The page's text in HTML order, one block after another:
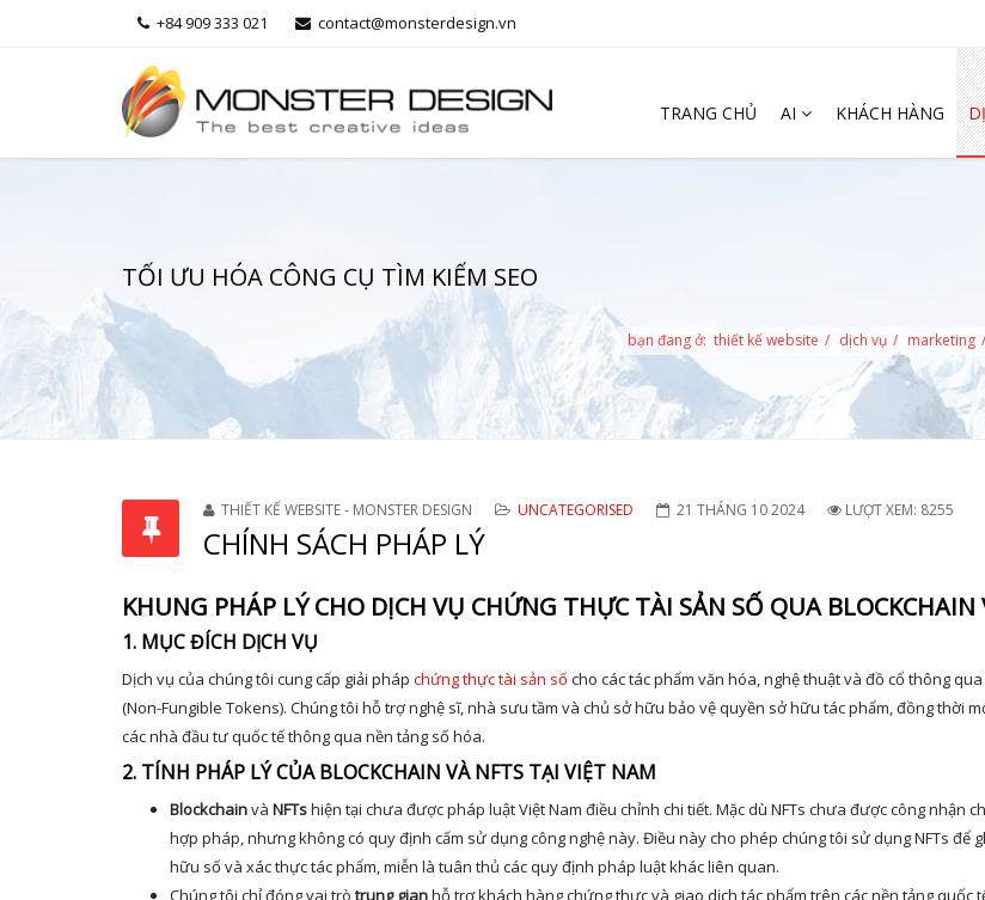
+84 909 333 021 contact@monsterdesign.vn
TRANG CHỦ AI KHÁCH HÀNG
TỐI ƯU HÓA CÔNG CỤ TÌM KIẾM SEO
bạn đang ở: thiết kế website dịch vụ marketing
THIẾT KẾ WEBSITE - MONSTER DESIGN UNCATEGORISED 21 THÁNG 10 2024 LƯỢT XEM: 8255
CHÍNH SÁCH PHÁP LÝ
KHUNG PHÁP LÝ CHO DỊCH VỤ CHỨNG THỰC TÀI SẢN SỐ QUA BLOCKCHAIN
1. MỤC ĐÍCH DỊCH VỤ
Dịch vụ của chúng tôi cung cấp giải pháp chứng thực tài sản số cho các tác phẩm văn hóa, nghệ thuật và đồ cổ thông qua
(Non-Fungible Tokens). Chúng tôi hỗ trợ nghệ sĩ, nhà sưu tầm và chủ sở hữu bảo vệ quyền sở hữu tác phẩm, đồng thời
các nhà đầu tư quốc tế thông qua nền tảng số hóa.
2. TÍNH PHÁP LÝ CỦA BLOCKCHAIN VÀ NFTS TẠI VIỆT NAM
Blockchainvà NFTshiện tại chưa được pháp luật Việt Nam điều chỉnh chi tiết. Mặc dù NFTs chưa được công nhận
hợp pháp, nhưng không có quy định cấm sử dụng công nghệ này. Điều này cho phép chúng tôi sử dụng NFTs để
hữu số và xác thực tác phẩm, miễn là tuân thủ các quy định pháp luật khác liên quan.
Chúng tôi chỉ đóng vai tròtrung gianhỗ trợ khách hàng chứng thực và giao dịch tác phẩm trên các nền tảng quốc